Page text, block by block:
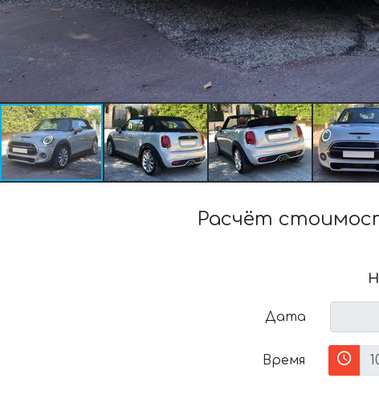
Расчёт
Дата
Время